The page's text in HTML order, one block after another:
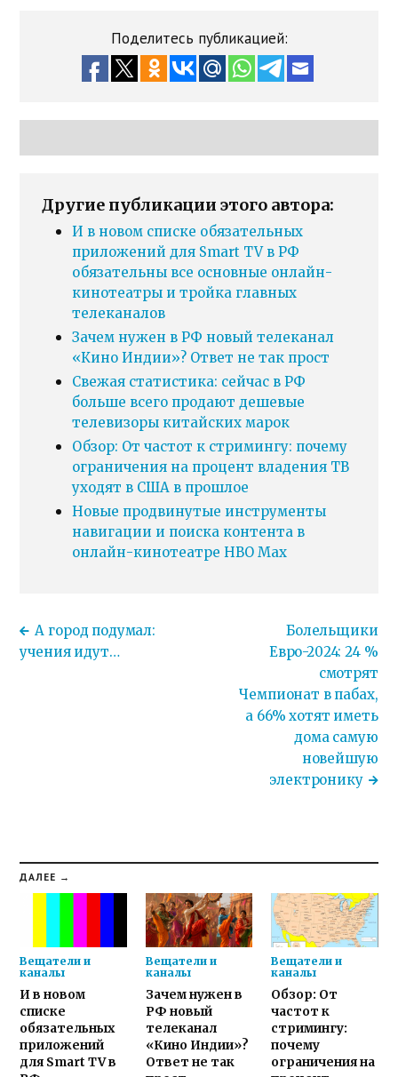
Поделитесь публикацией:
Другие публикации этого автора:
И в новом списке обязательных
приложений для Smart TV в РФ
обязательны все основные онлайн-
кинотеатры и тройка главных
телеканалов
Зачем нужен в РФ новый телеканал
«Кино Индии»? Ответ не так прост
Свежая статистика: сейчас в РФ
больше всего продают дешевые
телевизоры китайских марок
Обзор: От частот к стримингу: почему
ограничения на процент владения ТВ
уходят в США в прошлое
Новые продвинутые инструменты
навигации и поиска контента в
онлайн-кинотеатре HBO Max
А город подумал:
учения идут…
Болельщики
Евро-2024: 24 %
смотрят
Чемпионат в пабах,
а 66% хотят иметь
дома самую
новейшую
электронику
ДАЛЕЕ →
Вещатели и
каналы
И в новом
списке
обязательных
приложений
для Smart TV в
Вещатели и
каналы
Зачем нужен в
РФ новый
телеканал
«Кино Индии»?
Ответ не так
Вещатели и
каналы
Обзор: От
частот к
стримингу:
почему
ограничения на